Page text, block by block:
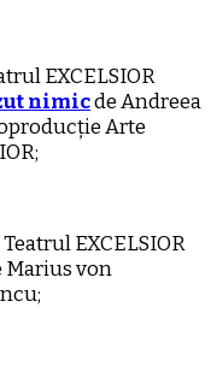
EXCELSIOR
nimicde Andreea
Arte
EXCELSIOR
Marius von